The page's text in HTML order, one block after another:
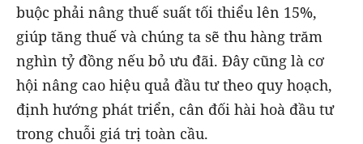
buộc phải nâng thuế suất tối thiểu lên 15%,
giúp tăng thuế và chúng ta sẽ thu hàng trăm
nghìn tỷ đồng nếu bỏ ưu đãi. Đây cũng là cơ
hội nâng cao hiệu quả đầu tư theo quy hoạch,
định hướng phát triển, cân đối hài hoà đầu tư
trong chuỗi giá trị toàn cầu.